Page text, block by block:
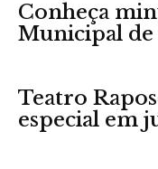
Conheça
Municipal de
Teatro
especial em